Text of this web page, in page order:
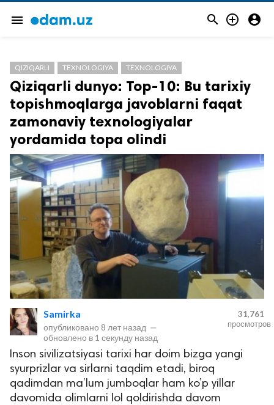
menu   
QIZIQARLI TEXNOLOGIYA TEXNOLOGIYA
Qiziqarli dunyo: Top-10: Bu tarixiy
topishmoqlarga javoblarni faqat
zamonaviy texnologiyalar
yordamida topa olindi
Samirka
опубликовано 8 лет назад —
обновлено в 1 секунду назад
31,761
просмотров
Inson sivilizatsiyasi tarixi har doim bizga yangi
syurprizlar va sirlarni taqdim etadi, biroq
qadimdan ma’lum jumboqlar ham ko’p yillar
davomida olimlarni lol qoldirishda davom